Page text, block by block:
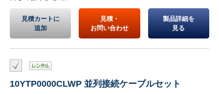
見積カートに
追加
見積・
お問い合わせ
製品詳細を
見る
10YTP0000CLWP 並列接続ケーブルセット